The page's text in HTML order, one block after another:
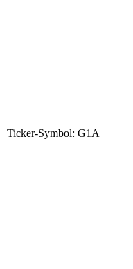
| Ticker-Symbol: G1A